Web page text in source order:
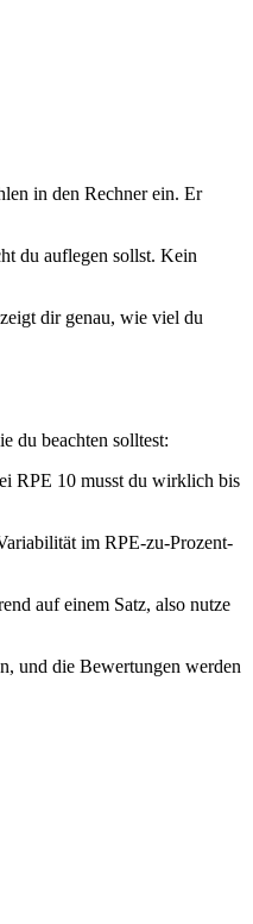
in den Rechner ein. Er
du auflegen sollst. Kein
dir genau, wie viel du
du beachten solltest:
RPE 10 musst du wirklich bis
im RPE-zu-Prozent-
auf einem Satz, also nutze
und die Bewertungen werden